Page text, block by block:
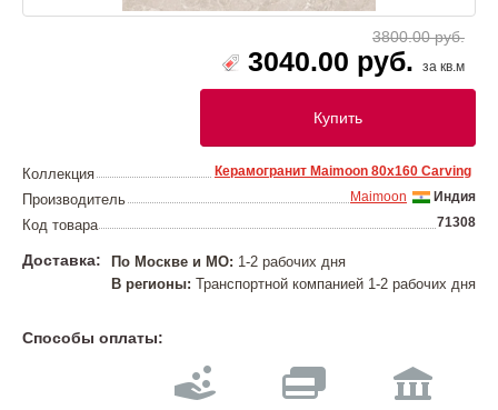
3800.00 руб.
3040.00 руб. за кв.м
Купить
Коллекция Керамогранит Maimoon 80x160 Carving
Производитель Индия
Maimoon
Код товара 71308
Доставка: По Москве и МО: 1-2 рабочих дня
В регионы: Транспортной компанией 1-2 рабочих дня
Способы оплаты: